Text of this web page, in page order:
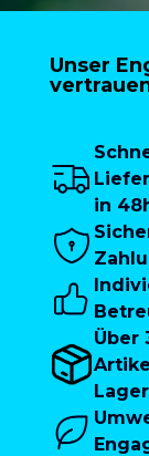
Unser
in
Über
Lager